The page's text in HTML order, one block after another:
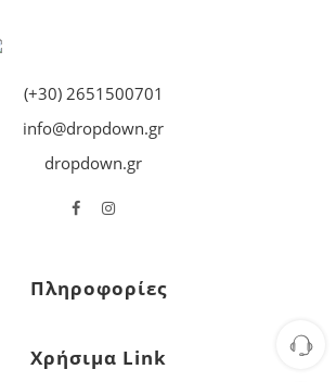
(+30) 2651500701
info@dropdown.gr
dropdown.gr
Πληροφορίες
Χρήσιμα Link